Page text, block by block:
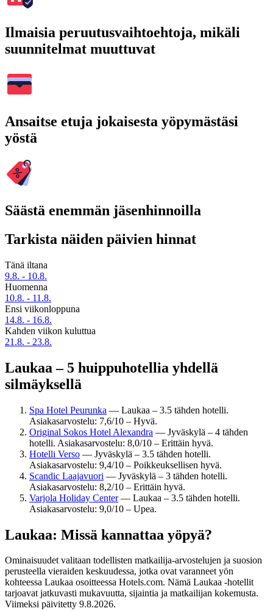
Ilmaisia peruutusvaihtoehtoja, mikäli
suunnitelmat muuttuvat
Ansaitse etuja jokaisesta yöpymästäsi
yöstä
Säästä enemmän jäsenhinnoilla
Tarkista näiden päivien hinnat
Tänä iltana
9.8. - 10.8.
Huomenna
10.8. - 11.8.
Ensi viikonloppuna
14.8. - 16.8.
Kahden viikon kuluttua
21.8. - 23.8.
Laukaa – 5 huippuhotellia yhdellä
silmäyksellä
Spa Hotel Peurunka — Laukaa – 3.5 tähden hotelli.
Asiakasarvostelu: 7,6/10 – Hyvä.
Original Sokos Hotel Alexandra — Jyväskylä – 4 tähden
hotelli. Asiakasarvostelu: 8,0/10 – Erittäin hyvä.
Hotelli Verso — Jyväskylä – 3.5 tähden hotelli.
Asiakasarvostelu: 9,4/10 – Poikkeuksellisen hyvä.
Scandic Laajavuori — Jyväskylä – 3 tähden hotelli.
Asiakasarvostelu: 8,2/10 – Erittäin hyvä.
Varjola Holiday Center— Laukaa – 3.5 tähden hotelli.
Asiakasarvostelu: 9,0/10 – Upea.
Laukaa: Missä kannattaa yöpyä?
Ominaisuudet valitaan todellisten matkailija-arvostelujen ja suosion
perusteella vieraiden keskuudessa, jotka ovat varanneet yön
kohteessa Laukaa osoitteessa Hotels.com. Nämä Laukaa -hotellit
tarjoavat jatkuvasti mukavuutta, sijaintia ja matkailijan kokemusta.
Viimeksi päivitetty 9.8.2026.